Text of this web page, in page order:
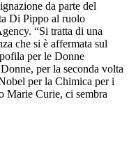
da parte del
Di Pippo al ruolo
“Si tratta di una
che si è affermata sul
per le Donne
per la seconda volta
per la Chimica per i
Marie Curie, ci sembra